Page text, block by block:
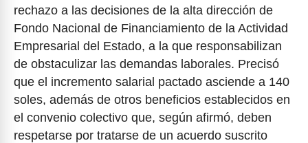
rechazo a las decisiones de la alta dirección de
Fondo Nacional de Financiamiento de la Actividad
Empresarial del Estado, a la que responsabilizan
de obstaculizar las demandas laborales. Precisó
que el incremento salarial pactado asciende a 140
soles, además de otros beneficios establecidos en
el convenio colectivo que, según afirmó, deben
respetarse por tratarse de un acuerdo suscrito